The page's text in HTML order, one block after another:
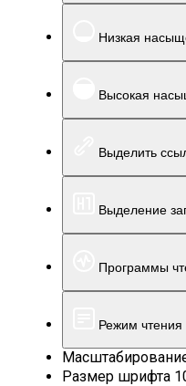
Низкая
Высокая
Выделить
Выделение
Программы
Режим чтения
Размер шрифта